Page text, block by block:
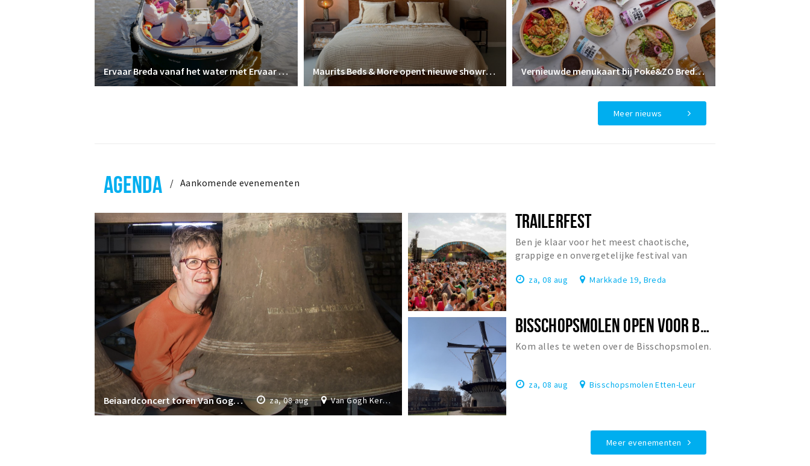
Ervaar Breda vanaf het water met Ervaar Breda Maurits Beds & More opent nieuwe showroom in Prinsenbeek – Profiteer van de verbouwingskorting! Vernieuwde menukaart bij Poké&ZO Breda: nóg meer keuze, nieuwe smaken en de exclusieve Sushi Burrito
Meer nieuws
AGENDA Aankomende evenementen
Van Gogh Kerk Etten-Leur
za, 08 aug
Beiaardconcert toren Van Gogh Kerk
TRAILERFEST
Ben je klaar voor het meest chaotische,
grappige en onvergetelijke festival van
za, 08 aug Markkade 19, Breda
BISSCHOPSMOLEN OPEN VOOR BEZOEK
Kom alles te weten over de Bisschopsmolen.
za, 08 aug Bisschopsmolen Etten-Leur
Meer evenementen